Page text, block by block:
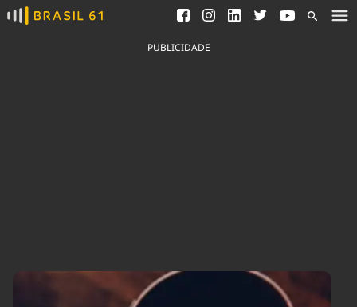
Ver todas as notícias
Saneamento
Indicadores
Comportamento
Meio Ambiente
PUBLICIDADE